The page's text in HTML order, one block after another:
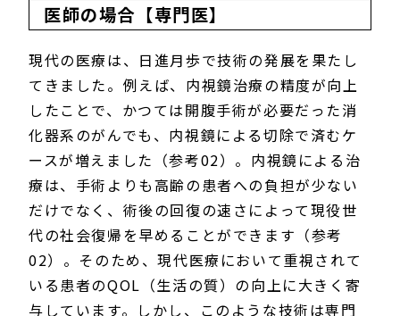
医師の場合【専門医】
現代の医療は、日進月歩で技術の発展を果たし
てきました。例えば、内視鏡治療の精度が向上
したことで、かつては開腹手術が必要だった消
化器系のがんでも、内視鏡による切除で済むケ
ースが増えました（参考02）。内視鏡による治
療は、手術よりも高齢の患者への負担が少ない
だけでなく、術後の回復の速さによって現役世
代の社会復帰を早めることができます（参考
02）。そのため、現代医療において重視されて
いる患者のQOL（生活の質）の向上に大きく寄
与しています。しかし、このような技術は専門